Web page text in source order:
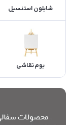
شابلون استنسیل
بوم نقاشی